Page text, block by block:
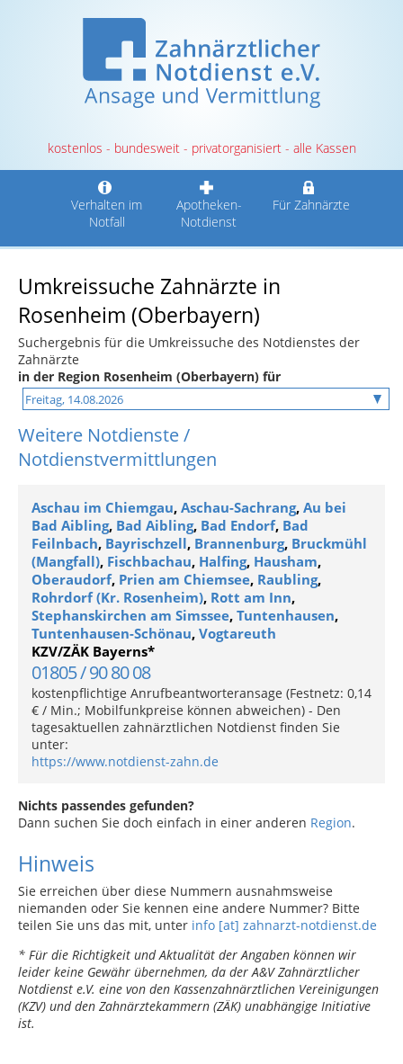
kostenlos - bundesweit - privatorganisiert - alle Kassen
Verhalten im
Notfall
Apotheken-
Notdienst
Für Zahnärzte
Umkreissuche Zahnärzte in
Rosenheim (Oberbayern)
Suchergebnis für die Umkreissuche des Notdienstes der
Zahnärzte
in der Region Rosenheim (Oberbayern) für
Weitere Notdienste /
Notdienstvermittlungen
Aschau im Chiemgau, Aschau-Sachrang, Au bei
Bad Aibling, Bad Aibling, Bad Endorf, Bad
Feilnbach, Bayrischzell, Brannenburg, Bruckmühl
(Mangfall), Fischbachau, Halfing, Hausham,
Oberaudorf, Prien am Chiemsee, Raubling,
Rohrdorf (Kr. Rosenheim), Rott am Inn,
Stephanskirchen am Simssee, Tuntenhausen,
Tuntenhausen-Schönau, Vogtareuth
KZV/ZÄK Bayerns*
01805 / 90 80 08
kostenpflichtige Anrufbeantworteransage (Festnetz: 0,14
€ / Min.; Mobilfunkpreise können abweichen) - Den
tagesaktuellen zahnärztlichen Notdienst finden Sie
unter:
https://www.notdienst-zahn.de
Nichts passendes gefunden?
Dann suchen Sie doch einfach in einer anderen Region.
Hinweis
Sie erreichen über diese Nummern ausnahmsweise
niemanden oder Sie kennen eine andere Nummer? Bitte
teilen Sie uns das mit, unter info [at] zahnarzt-notdienst.de
* Für die Richtigkeit und Aktualität der Angaben können wir
leider keine Gewähr übernehmen, da der A&V Zahnärztlicher
Notdienst e.V. eine von den Kassenzahnärztlichen Vereinigungen
(KZV) und den Zahnärztekammern (ZÄK) unabhängige Initiative
ist.